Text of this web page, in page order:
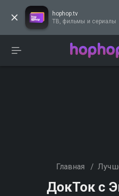
hophop.tv
ТВ, фильмы и сериалы
Главная /
ДокТок с